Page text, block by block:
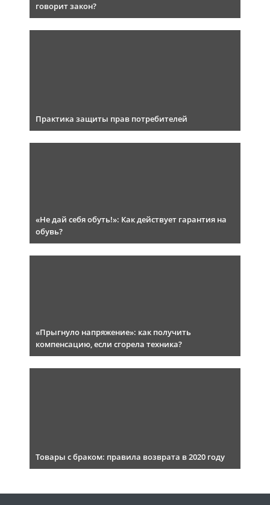
говорит закон?
Практика защиты прав потребителей
«Не дай себя обуть!»: Как действует гарантия на
обувь?
«Прыгнуло напряжение»: как получить
компенсацию, если сгорела техника?
Товары с браком: правила возврата в 2020 году